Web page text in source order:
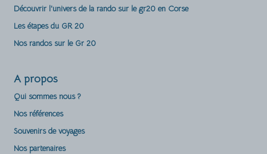
Découvrir l'univers de la rando sur le gr20 en Corse
Les étapes du GR 20
Nos randos sur le Gr 20
A propos
Qui sommes nous ?
Nos références
Souvenirs de voyages
Nos partenaires